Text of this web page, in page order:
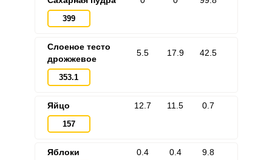
399
Слоеное тесто
дрожжевое
353.1
5.5 17.9 42.5
Яйцо
157
12.7 11.5 0.7
Яблоки 0.4 0.4 9.8